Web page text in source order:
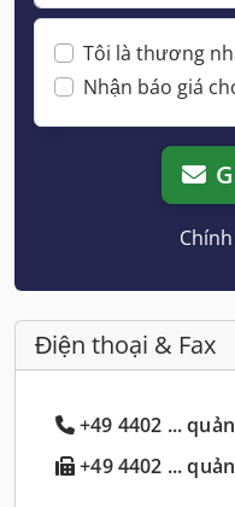
Tôi là thương
Nhận báo giá
Điện thoại & Fax
+49 4402 ...
+49 4402 ...